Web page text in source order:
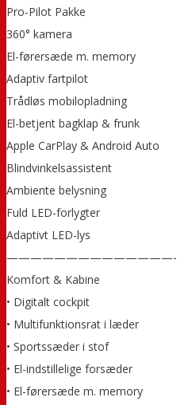
Pro-Pilot Pakke
360° kamera
El-førersæde m. memory
Adaptiv fartpilot
Trådløs mobilopladning
El-betjent bagklap & frunk
Apple CarPlay & Android Auto
Blindvinkelsassistent
Ambiente belysning
Fuld LED-forlygter
Adaptivt LED-lys
——————————————-
Komfort & Kabine
• Digitalt cockpit
• Multifunktionsrat i læder
• Sportssæder i stof
• El-indstillelige forsæder
• El-førersæde m. memory